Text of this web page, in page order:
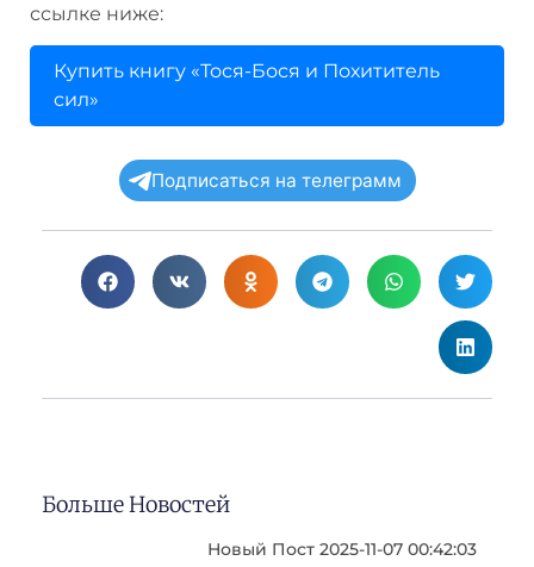
ссылке ниже:
Купить книгу «Тося-Бося и Похититель
сил»
Подписаться на телеграмм
Больше Новостей
Новый Пост 2025-11-07 00:42:03